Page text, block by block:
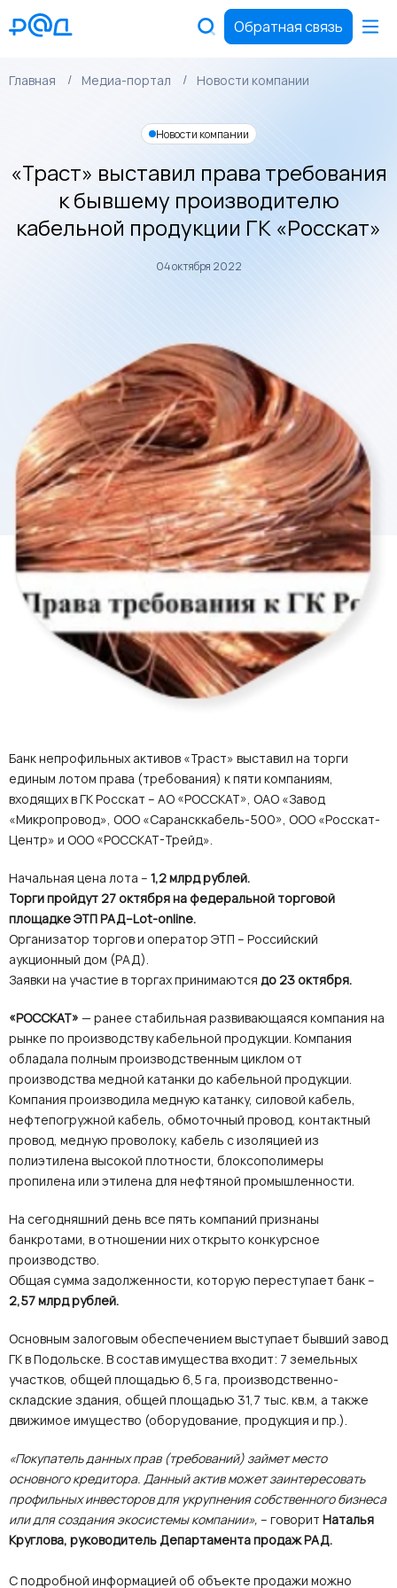
Обратная связь
Главная Медиа-портал Новости компании
Новости компании
«Траст» выставил права требования
к бывшему производителю
кабельной продукции ГК «Росскат»
04 октября 2022
Банк непрофильных активов «Траст» выставил на торги
единым лотом права (требования) к пяти компаниям,
входящих в ГК Росскат – АО «РОССКАТ», ОАО «Завод
«Микропровод», ООО «Сарансккабель-500», ООО «Росскат-
Центр» и ООО «РОССКАТ-Трейд».
Начальная цена лота – 1,2 млрд рублей.
Торги пройдут 27 октября на федеральной торговой
площадке ЭТП РАД–Lot-online.
Организатор торгов и оператор ЭТП – Российский
аукционный дом (РАД).
Заявки на участие в торгах принимаются до 23 октября.
«РОССКАТ» — ранее стабильная развивающаяся компания на
рынке по производству кабельной продукции. Компания
обладала полным производственным циклом от
производства медной катанки до кабельной продукции.
Компания производила медную катанку, силовой кабель,
нефтепогружной кабель, обмоточный провод, контактный
провод, медную проволоку, кабель с изоляцией из
полиэтилена высокой плотности, блоксополимеры
пропилена или этилена для нефтяной промышленности.
На сегодняшний день все пять компаний признаны
банкротами, в отношении них открыто конкурсное
производство.
Общая сумма задолженности, которую переступает банк –
2,57 млрд рублей.
Основным залоговым обеспечением выступает бывший завод
ГК в Подольске. В состав имущества входит: 7 земельных
участков, общей площадью 6,5 га, производственно-
складские здания, общей площадью 31,7 тыс. кв.м, а также
движимое имущество (оборудование, продукция и пр.).
«Покупатель данных прав (требований) займет место
основного кредитора. Данный актив может заинтересовать
профильных инвесторов для укрупнения собственного бизнеса
или для создания экосистемы компании», – говорит Наталья
Круглова, руководитель Департамента продаж РАД.
С подробной информацией об объекте продажи можно